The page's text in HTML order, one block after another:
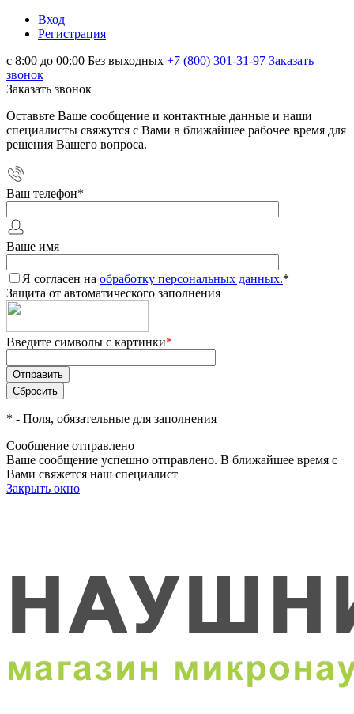
Вход
Регистрация
с 8:00 до 00:00 Без выходных +7 (800) 301-31-97 Заказать
звонок
Заказать звонок
Оставьте Ваше сообщение и контактные данные и наши
специалисты свяжутся с Вами в ближайшее рабочее время для
решения Вашего вопроса.
Ваш телефон*
Ваше имя
Я согласен на обработку персональных данных.*
Защита от автоматического заполнения
Введите символы с картинки*
* - Поля, обязательные для заполнения
Сообщение отправлено
Ваше сообщение успешно отправлено. В ближайшее время с
Вами свяжется наш специалист
Закрыть окно